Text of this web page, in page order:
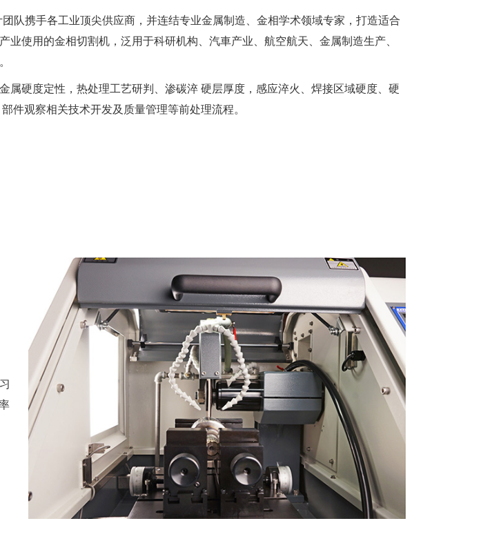
团队携⼿各⼯业顶尖供应商，并连结专业⾦属制造、⾦相学术领域专家，打造适合
业使⽤的⾦相切割机，泛⽤于科研机构、汽⾞产业、航空航天、⾦属制造⽣产、
属硬度定性，热处理⼯艺研判、渗碳淬 硬层厚度，感应淬火、焊接区域硬度、硬
件观察相关技术开发及质量管理等前处理流程。